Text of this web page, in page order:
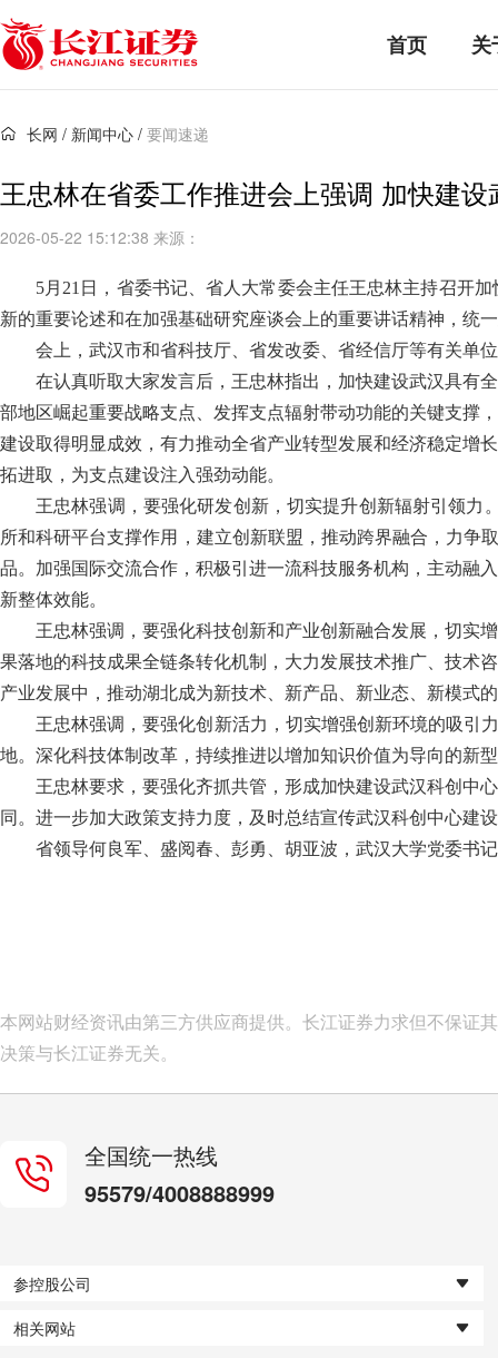
首页 关
长网 / 新闻中心 / 要闻速递
王忠林在省委工作推进会上强调 加快建
2026-05-22 15:12:38 来源：
5月21日，省委书记、省人大常委会主任王忠林主持召开
新的重要论述和在加强基础研究座谈会上的重要讲话精神，统
会上，武汉市和省科技厅、省发改委、省经信厅等有关单
在认真听取大家发言后，王忠林指出，加快建设武汉具有
部地区崛起重要战略支点、发挥支点辐射带动功能的关键支撑
建设取得明显成效，有力推动全省产业转型发展和经济稳定增
拓进取，为支点建设注入强劲动能。
王忠林强调，要强化研发创新，切实提升创新辐射引领力
所和科研平台支撑作用，建立创新联盟，推动跨界融合，力争
品。加强国际交流合作，积极引进一流科技服务机构，主动融
新整体效能。
王忠林强调，要强化科技创新和产业创新融合发展，切实
果落地的科技成果全链条转化机制，大力发展技术推广、技术
产业发展中，推动湖北成为新技术、新产品、新业态、新模式
王忠林强调，要强化创新活力，切实增强创新环境的吸引
地。深化科技体制改革，持续推进以增加知识价值为导向的新
王忠林要求，要强化齐抓共管，形成加快建设武汉科创中
同。进一步加大政策支持力度，及时总结宣传武汉科创中心建
省领导何良军、盛阅春、彭勇、胡亚波，武汉大学党委书
本网站财经资讯由第三方供应商提供。长江证券力求但不保证
决策与长江证券无关。
全国统一热线
95579/4008888999
参控股公司
相关网站